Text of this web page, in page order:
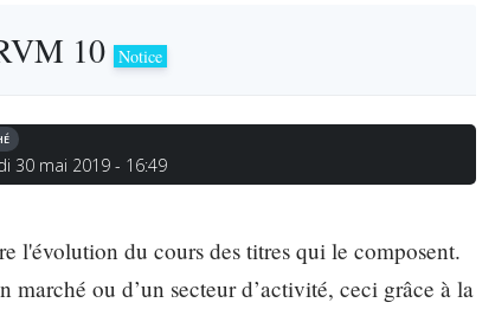
10 Notice
30 mai 2019 - 16:49
l'évolution du cours des titres qui le composent.
ou d’un secteur d’activité, ceci grâce à la